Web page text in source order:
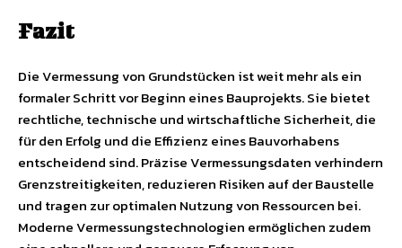
Fazit
Die Vermessung von Grundstücken ist weit mehr als ein
formaler Schritt vor Beginn eines Bauprojekts. Sie bietet
rechtliche, technische und wirtschaftliche Sicherheit, die
für den Erfolg und die Effizienz eines Bauvorhabens
entscheidend sind. Präzise Vermessungsdaten verhindern
Grenzstreitigkeiten, reduzieren Risiken auf der Baustelle
und tragen zur optimalen Nutzung von Ressourcen bei.
Moderne Vermessungstechnologien ermöglichen zudem